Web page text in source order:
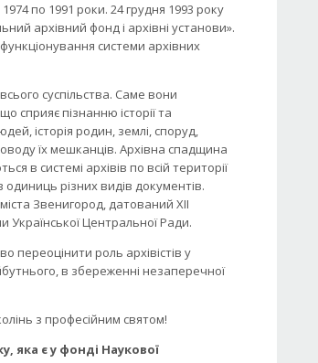
по 1991 роки. 24 грудня 1993 року
архівний фонд і архівні установи».
системи архівних
суспільства. Саме вони
сприяє пізнанню історії та
історія родин, землі, споруд,
їх мешканців. Архівна спадщина
в системі архівів по всій території
різних видів документів.
Звенигород, датований ХІІ
Української Центральної Ради.
переоцінити роль архівістів у
в збереженні незаперечної
з професійним святом!
яка є у фонді Наукової